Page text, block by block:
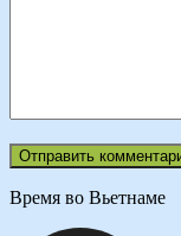
Время во Вьетнаме